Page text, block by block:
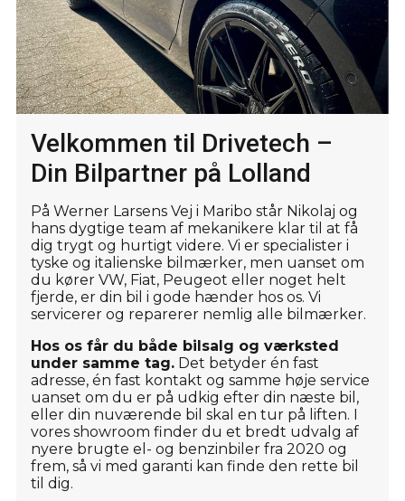
Velkommen til Drivetech –
Din Bilpartner på Lolland
På Werner Larsens Vej i Maribo står Nikolaj og
hans dygtige team af mekanikere klar til at få
dig trygt og hurtigt videre. Vi er specialister i
tyske og italienske bilmærker, men uanset om
du kører VW, Fiat, Peugeot eller noget helt
fjerde, er din bil i gode hænder hos os. Vi
servicerer og reparerer nemlig alle bilmærker.
Hos os får du både bilsalg og værksted
under samme tag. Det betyder én fast
adresse, én fast kontakt og samme høje service
uanset om du er på udkig efter din næste bil,
eller din nuværende bil skal en tur på liften. I
vores showroom finder du et bredt udvalg af
nyere brugte el- og benzinbiler fra 2020 og
frem, så vi med garanti kan finde den rette bil
til dig.